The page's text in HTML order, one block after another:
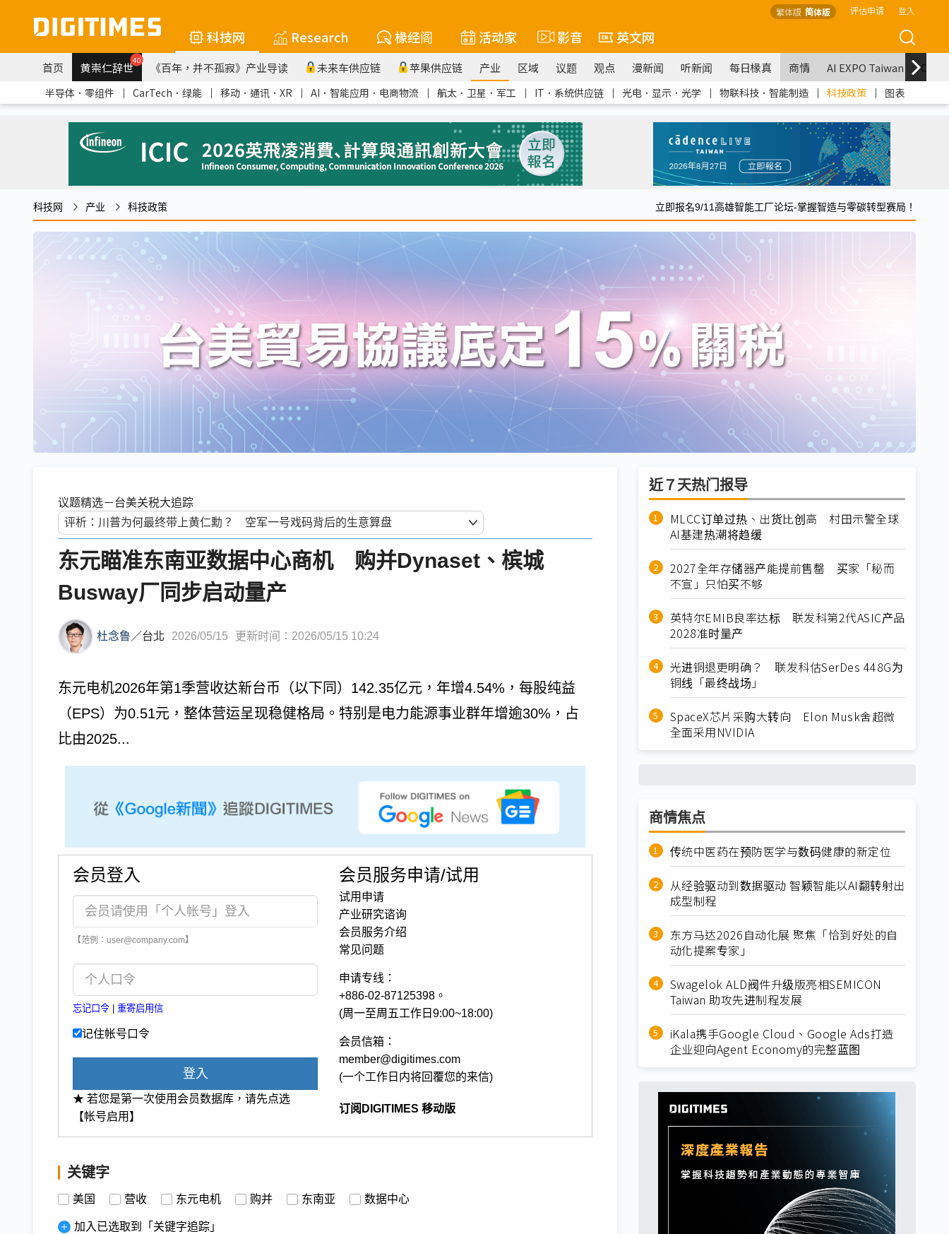
繁体版 简体版 评估申请 登入
科技网 Research 椽经阁 活动家 影音 英文网
首页 黄崇仁辞世40 《百年，并不孤寂》产业导读 未来车供应链 苹果供应链 产业 区域 议题 观点 漫新闻 听新闻 每日椽真 商情 AI EXPO Taiwan
半导体．零组件 ｜ CarTech．绿能 ｜ 移动．通讯．XR ｜ AI．智能应用．电商物流 ｜ 航太．卫星．军工 ｜ IT．系统供应链 ｜ 光电．显示．光学 ｜ 物联科技．智能制造 ｜ 科技政策 ｜ 图表
科技网 产业 科技政策 立即报名9/11高雄智能工厂论坛-掌握智造与零碳转型赛局！
议题精选－台美关税大追踪
东元瞄准东南亚数据中心商机 购并Dynaset、槟城
Busway厂同步启动量产
杜念鲁 ／台北 2026/05/15 更新时间：2026/05/15 10:24
东元电机2026年第1季营收达新台币（以下同）142.35亿元，年增4.54%，每股纯益
（EPS）为0.51元，整体营运呈现稳健格局。特别是电力能源事业群年增逾30%，占
比由2025...
会员登入
【范例：user@company.com】
忘记口令 重寄启用信
记住帐号口令
登入
★ 若您是第一次使用会员数据库，请先点选
【帐号启用】
会员服务申请/试用
试用申请
产业研究谘询
会员服务介绍
常见问题
申请专线：
+886-02-87125398。
(周一至周五工作日9:00~18:00)
会员信箱：
member@digitimes.com
(一个工作日内将回覆您的来信)
订阅DIGITIMES 移动版
关键字
美国 营收 东元电机 购并 东南亚 数据中心
加入已选取到「关键字追踪」
近７天热门报导
MLCC订单过热、出货比创高 村田示警全球
AI基建热潮将趋缓
2027全年存储器产能提前售罄 买家「秘而
不宣」只怕买不够
英特尔EMIB良率达标 联发科第2代ASIC产品
2028准时量产
光进铜退更明确？ 联发科估SerDes 448G为
铜线「最终战场」
SpaceX芯片采购大转向 Elon Musk舍超微
全面采用NVIDIA
商情焦点
传统中医药在预防医学与数码健康的新定位
从经验驱动到数据驱动 智颖智能以AI翻转射出
成型制程
东方马达2026自动化展 聚焦「恰到好处的自
动化提案专家」
Swagelok ALD阀件升级版亮相SEMICON
Taiwan 助攻先进制程发展
iKala携手Google Cloud、Google Ads打造
企业迎向Agent Economy的完整蓝图